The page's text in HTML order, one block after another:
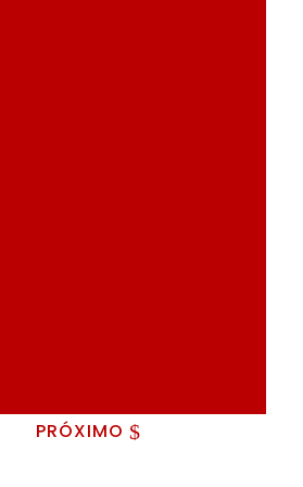
PRÓXIMO $